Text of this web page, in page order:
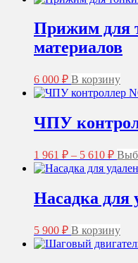
Прижим для
материалов
6 000 ₽ В корзину
ЧПУ
1 961 ₽ – 5 610 ₽
цен:
1
–
610 ₽
Насадка для
5 900 ₽ В корзину